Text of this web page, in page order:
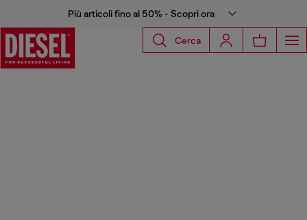
Più articoli fino al 50% - Scopri ora
Cerca